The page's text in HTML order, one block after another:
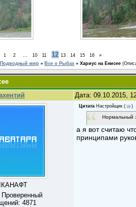
1 2 … 10 11 12 13 14 15 16
»
Подводный мир » Все о Рыбах » Хариус на Енисее
Дата: 09.10.2015,
Проверенный
4871
Цитата Настройщик ( )
Нормальный
а я вот считаю
принципами